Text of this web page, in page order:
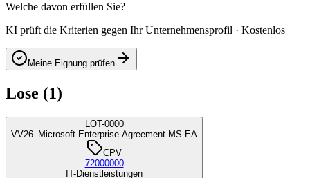
Welche davon erfüllen Sie?
KI prüft die Kriterien gegen Ihr Unternehmensprofil · Kostenlos
Meine Eignung prüfen
Lose (1)
LOT-0000
VV26_Microsoft Enterprise Agreement MS-EA
CPV
72000000
IT-Dienstleistungen